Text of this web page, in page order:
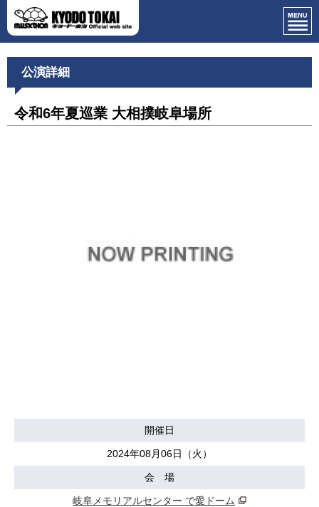
公演詳細
令和6年夏巡業 大相撲岐阜場所
開催日
2024年08月06日（火）
会 場
岐阜メモリアルセンター で愛ドーム